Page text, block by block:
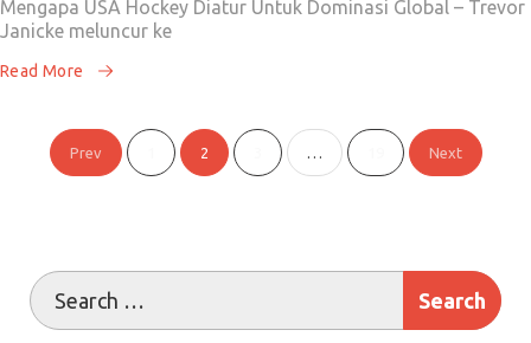
Mengapa USA Hockey Diatur Untuk Dominasi Global – Trevor
Janicke meluncur ke
Read More
Posts
pagination
Prev 2 … Next